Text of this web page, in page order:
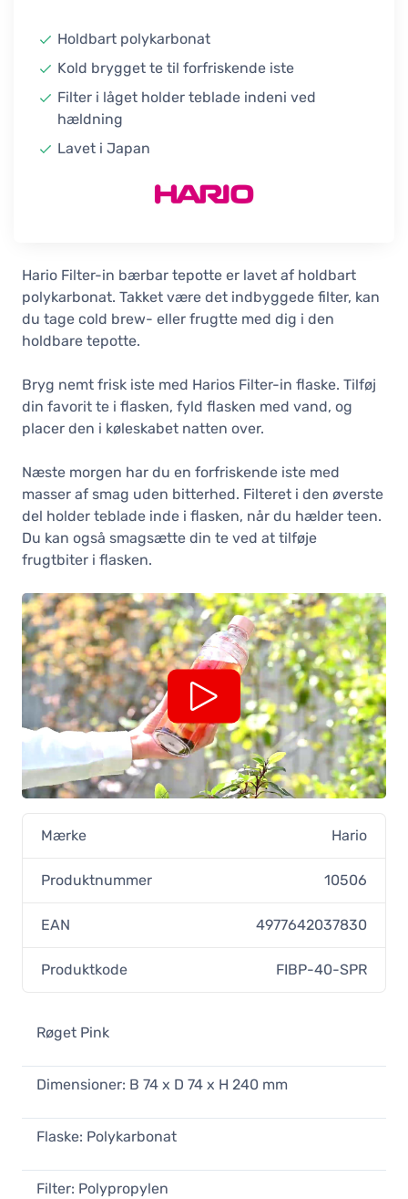
Holdbart polykarbonat
Kold brygget te til forfriskende iste
Filter i låget holder teblade indeni ved
hældning
Lavet i Japan
Hario Filter-in bærbar tepotte er lavet af holdbart
polykarbonat. Takket være det indbyggede filter, kan
du tage cold brew- eller frugtte med dig i den
holdbare tepotte.
Bryg nemt frisk iste med Harios Filter-in flaske. Tilføj
din favorit te i flasken, fyld flasken med vand, og
placer den i køleskabet natten over.
Næste morgen har du en forfriskende iste med
masser af smag uden bitterhed. Filteret i den øverste
del holder teblade inde i flasken, når du hælder teen.
Du kan også smagsætte din te ved at tilføje
frugtbiter i flasken.
Mærke Hario
Produktnummer 10506
EAN 4977642037830
Produktkode FIBP-40-SPR
Røget Pink
Dimensioner: B 74 x D 74 x H 240 mm
Flaske: Polykarbonat
Filter: Polypropylen